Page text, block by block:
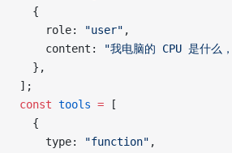
  {
    role:
"user" ,
    content:
"我电脑的 CPU 是什么
  },
];
const tools = [
  {
    type:
"function" ,